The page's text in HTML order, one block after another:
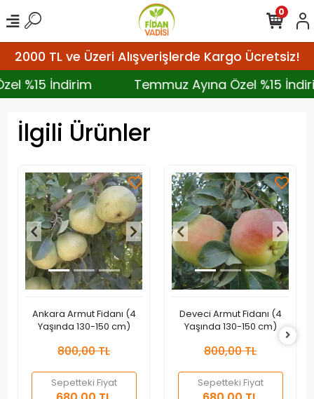
2000 TL ve Üzeri Alışverişlerde Kargo Ücretsiz!
%15 İndirim
Temmuz Ayına Özel %15
0
İlgili Ürünler
Ankara Armut Fidanı (4
Yaşında 130-150 cm)
800,00 TL
Sepetteki Fiyat
Deveci Armut Fidanı (4
Yaşında 130-150 cm)
800,00 TL
Sepetteki Fiyat